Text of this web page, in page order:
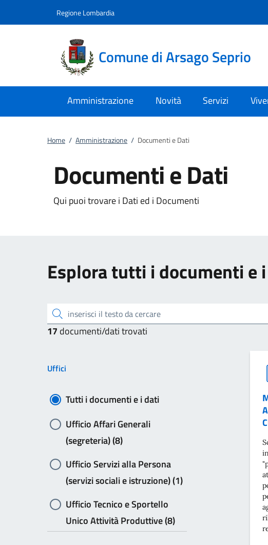
Regione Lombardia
Comune di Arsago Seprio
Amministrazione Novità Servizi
Home / Amministrazione / Documenti e Dati
Documenti e Dati
Qui puoi trovare i Dati ed i Documenti
Esplora tutti i documenti
inserisci il testo da cercare
17 documenti/dati trovati
Uffici
Tutti i documenti e i dati
Ufficio Affari Generali
(segreteria) (8)
Ufficio Servizi alla Persona
(servizi sociali e istruzione) (1)
Ufficio Tecnico e Sportello
Unico Attività Produttive (8)